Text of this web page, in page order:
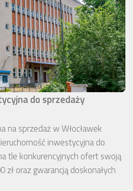
do sprzedaży
na sprzedaż w Włocławek
inwestycyjna do
tle konkurencyjnych ofert swoją
zł oraz gwarancją doskonałych